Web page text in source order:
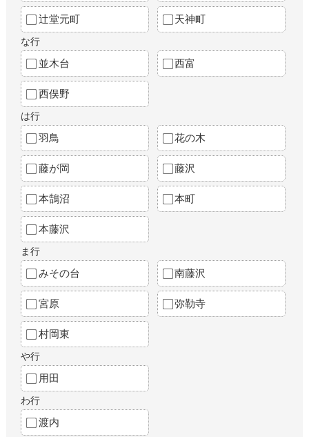
辻堂元町 天神町
な行
並木台 西富
西俣野
は行
羽鳥 花の木
藤が岡 藤沢
本鵠沼 本町
本藤沢
ま行
みその台 南藤沢
宮原 弥勒寺
村岡東
や行
用田
わ行
渡内